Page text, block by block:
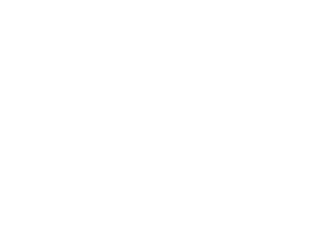
ale aj možnosť
žiaroviek. Cleo je tak
alebo produktívne pracovné fázy.
robí z Cleo nepostrádateľný